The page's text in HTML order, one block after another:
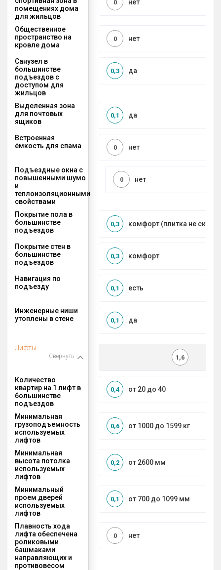
помещениях дома
для жильцов
нет
0
Общественное
пространство на
кровле дома
нет
0
Санузел в
большинстве
подъездов с
доступом для
жильцов
да
0,3
Выделенная зона
для почтовых
ящиков
да
0,1
Встроенная
ёмкость для спама
нет
0
Подъездные окна с
повышенными шумо
и
теплоизоляционными
свойствами
нет
0
Покрытие пола в
большинстве
подъездов
комфорт (плитка не
0,3
Покрытие стен в
большинстве
подъездов
комфорт
0,3
Навигация по
подъезду
есть
0,1
Инженерные ниши
утоплены в стене
да
0,1
Лифты
Свернуть 1,6
Количество
квартир на 1 лифт в
большинстве
подъездов
от 20 до 40
0,4
Минимальная
грузоподъемность
используемых
лифтов
от 1000 до 1599 кг
0,6
Минимальная
высота потолка
используемых
лифтов
от 2600 мм
0,2
Минимальный
проем дверей
используемых
лифтов
от 700 до 1099 мм
0,1
Плавность хода
лифта обеспечена
роликовыми
башмаками
направляющих и
противовесом
нет
0